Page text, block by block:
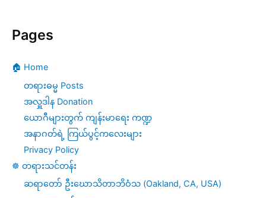
Pages
🏠 Home
တရားဓမ္မ Posts
အလှူဒါန Donation
ယောဂီများတွက် ကျန်းမာရေး ကဏ္ဍ
အနာဂတ်ရဲ့ ကြယ်ပွင့်ကလေးများ
Privacy Policy
☸️ တရားသင်တန်း
ဆရာတော် ဦးဃောသိတာဘိဝံသ (Oakland, CA, USA)